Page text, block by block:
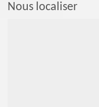
Nous localiser